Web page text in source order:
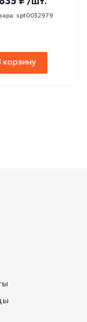
spt0032979
корзину